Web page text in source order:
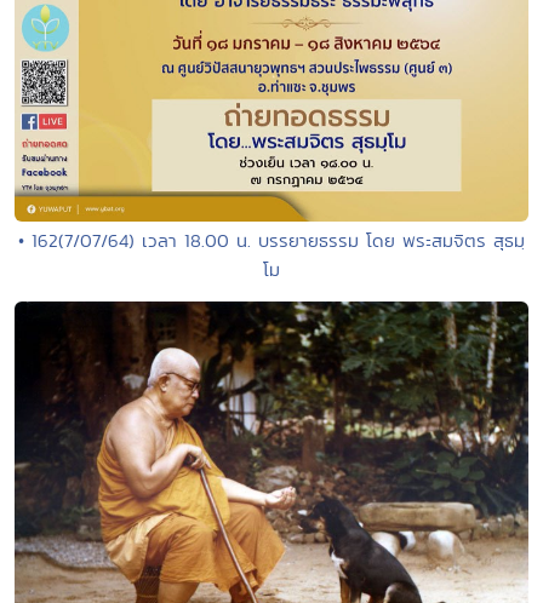
• 162(7/07/64) เวลา 18.00 น. บรรยายธรรม โดย พระสมจิตร สุธมฺ
โม